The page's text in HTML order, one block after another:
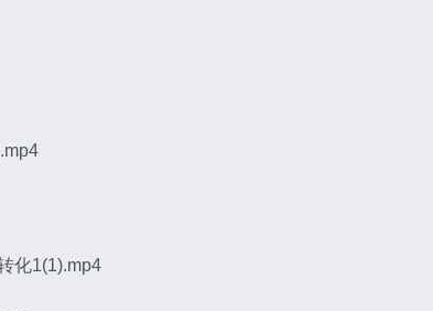
化1(1).mp4